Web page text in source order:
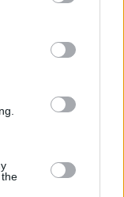
party tags to
in below Google
ένα κιλό
για φαγητό
Το Βερολίνο
για τα drones